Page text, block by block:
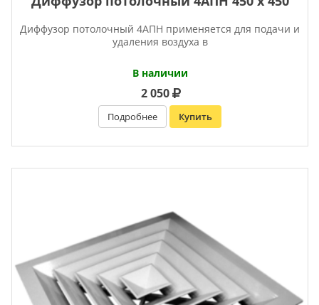
Диффузор потолочный 4АПН применяется для подачи и
удаления воздуха в
В наличии
2 050
Подробнее Купить